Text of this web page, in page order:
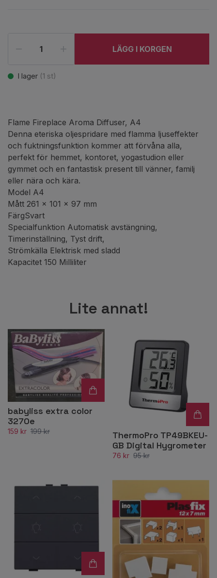
LÄGG I KORGEN
I lager (1 st)
Flame Fireplace Aroma Diffuser, A4
Denna eteriska oljespridare med flamma ljuseffekter
och fuktningsfunktion kommer att förvåna alla,
perfekt för hemmet, kontoret, yogastudion eller
gymmet och en fantastisk present till vänner, familj
eller nära och kära.
Model A4
Mått 261 x 101 x 97 mm
FärgSvart
Specialfunktion Automatisk avstängning,
Timerinställning, Tyst drift,
Strömkälla Elektrisk med sladd
Kapacitet 150 Milliliter
Lite annat!
babyliss extra color
3270e
159 kr 199 kr
ThermoPro TP49BKEU-
GB Digital Hygrometer
76 kr 95 kr